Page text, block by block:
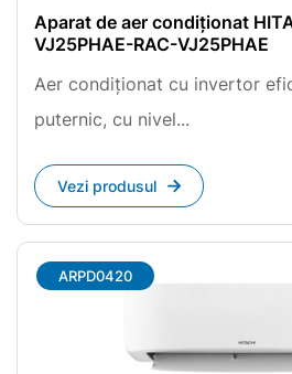
Aparat de aer condiționat
VJ25PHAE-RAC-VJ25PHAE
Aer condiționat cu invertor
puternic, cu nivel...
Vezi produsul
ARPD0420